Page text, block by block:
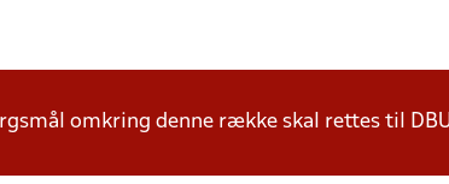
omkring denne række skal rettes til